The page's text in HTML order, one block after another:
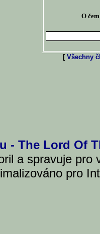
O
[ Všechny
- The Lord Of
a spravuje pro
pro